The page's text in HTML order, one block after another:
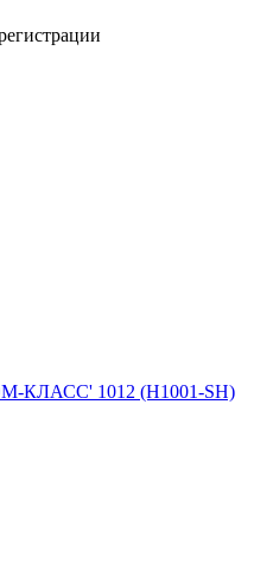
КЛАСС' 1012 (H1001-SH)